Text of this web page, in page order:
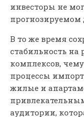
инвесторы не
прогнозируемом
В то же время
стабильность на
комплексов, чему
процессы
жилые и
аудитории,